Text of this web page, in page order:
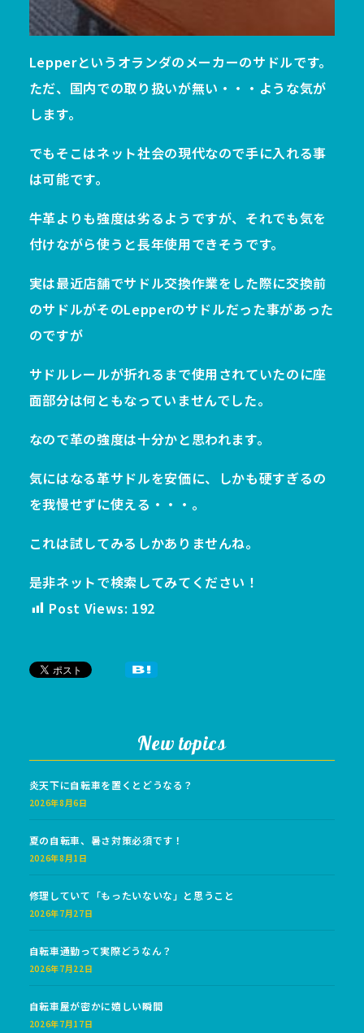
Lepperというオランダのメーカーのサドルです。
ただ、国内での取り扱いが無い・・・ような気が
します。
でもそこはネット社会の現代なので手に入れる事
は可能です。
牛革よりも強度は劣るようですが、それでも気を
付けながら使うと長年使用できそうです。
実は最近店舗でサドル交換作業をした際に交換前
のサドルがそのLepperのサドルだった事があった
のですが
サドルレールが折れるまで使用されていたのに座
面部分は何ともなっていませんでした。
なので革の強度は十分かと思われます。
気にはなる革サドルを安価に、しかも硬すぎるの
を我慢せずに使える・・・。
これは試してみるしかありませんね。
是非ネットで検索してみてください！
Post Views: 192
New topics
炎天下に自転車を置くとどうなる？
2026年8月6日
夏の自転車、暑さ対策必須です！
2026年8月1日
修理していて「もったいないな」と思うこと
2026年7月27日
自転車通勤って実際どうなん？
2026年7月22日
自転車屋が密かに嬉しい瞬間
2026年7月17日